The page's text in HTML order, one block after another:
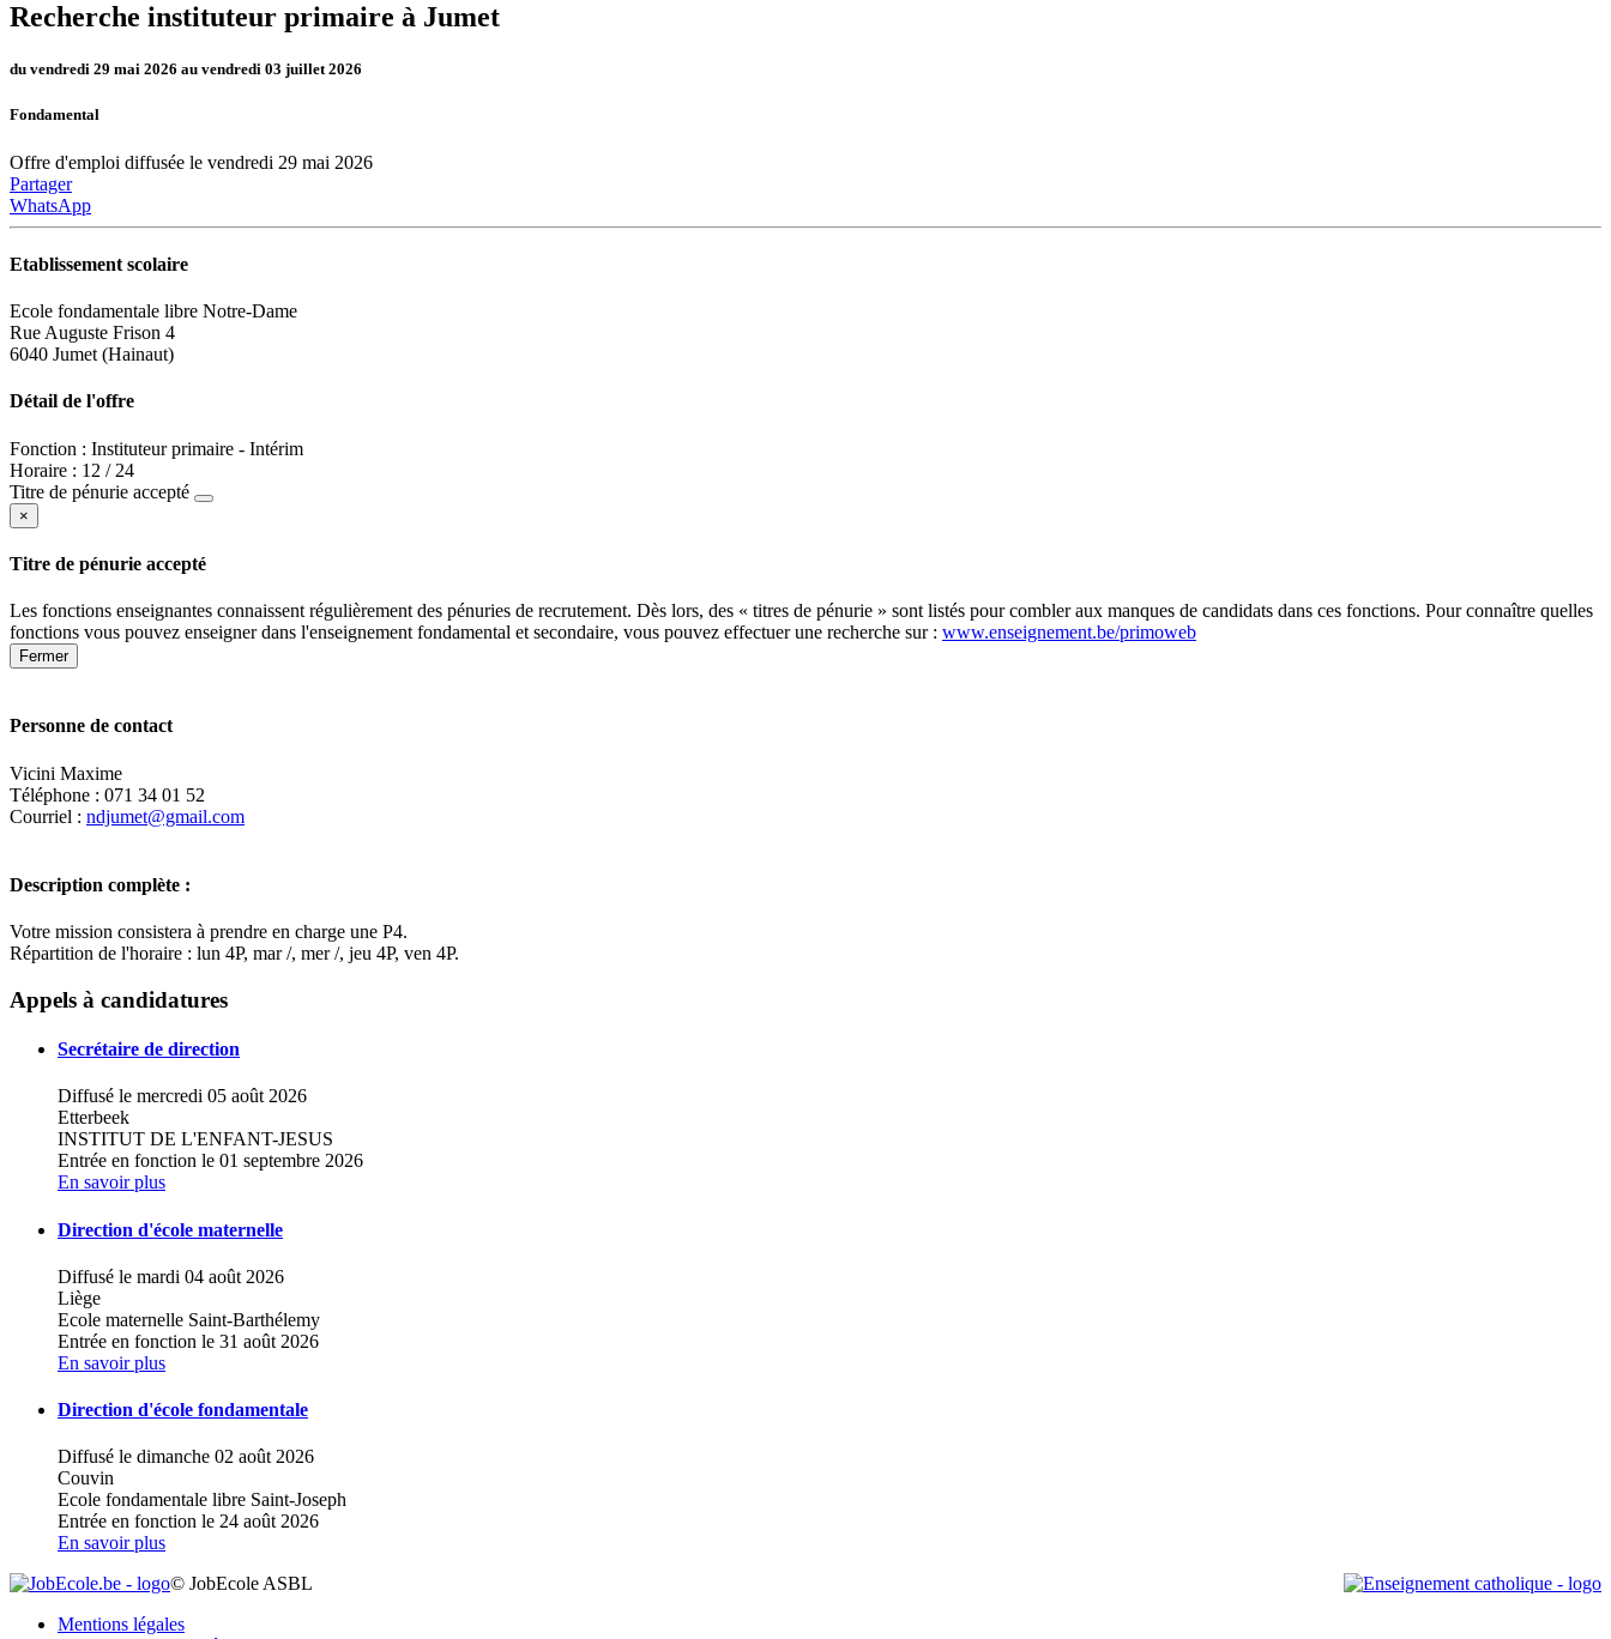
Recherche instituteur primaire à Jumet
du vendredi 29 mai 2026 au vendredi 03 juillet 2026
Fondamental
Offre d'emploi diffusée le vendredi 29 mai 2026
Partager
WhatsApp
Etablissement scolaire
Ecole fondamentale libre Notre-Dame
Rue Auguste Frison 4
6040 Jumet (Hainaut)
Détail de l'offre
Fonction : Instituteur primaire - Intérim
Horaire : 12 / 24
Titre de pénurie accepté
×
Titre de pénurie accepté
Les fonctions enseignantes connaissent régulièrement des pénuries de recrutement. Dès lors, des « titres de pénurie » sont listés pour combler aux manques de candidats dans ces fonctions. Pour connaître quelles
fonctions vous pouvez enseigner dans l'enseignement fondamental et secondaire, vous pouvez effectuer une recherche sur : www.enseignement.be/primoweb
Fermer
Personne de contact
Vicini Maxime
Téléphone : 071 34 01 52
Courriel : ndjumet@gmail.com
Description complète :
Votre mission consistera à prendre en charge une P4.
Répartition de l'horaire : lun 4P, mar /, mer /, jeu 4P, ven 4P.
+
Appels à candidatures
Secrétaire de direction
Diffusé le mercredi 05 août 2026
Etterbeek
INSTITUT DE L'ENFANT-JESUS
Entrée en fonction le 01 septembre 2026
En savoir plus
Direction d'école maternelle
Diffusé le mardi 04 août 2026
Liège
Ecole maternelle Saint-Barthélemy
Entrée en fonction le 31 août 2026
En savoir plus
Direction d'école fondamentale
Diffusé le dimanche 02 août 2026
Couvin
Ecole fondamentale libre Saint-Joseph
Entrée en fonction le 24 août 2026
En savoir plus
© JobEcole ASBL
Mentions légales